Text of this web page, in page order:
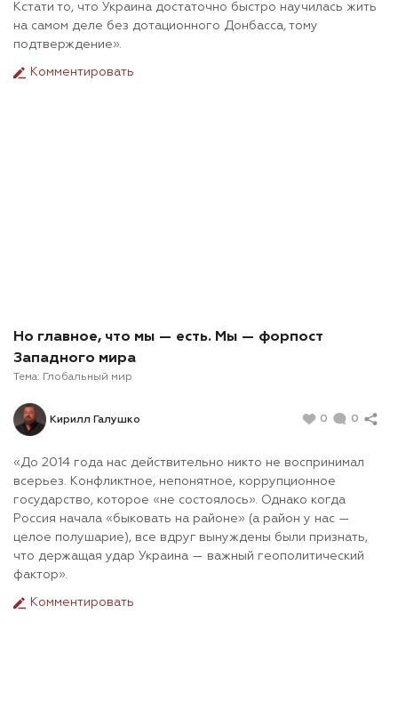
Кстати то, что Украина достаточно быстро научилась жить
на самом деле без дотационного Донбасса, тому
подтверждение».
Комментировать
Но главное, что мы — есть. Мы — форпост
Западного мира
Тема: Глобальный мир
Кирилл Галушко 0 0
«До 2014 года нас действительно никто не воспринимал
всерьез. Конфликтное, непонятное, коррупционное
государство, которое «не состоялось». Однако когда
Россия начала «быковать на районе» (а район у нас —
целое полушарие), все вдруг вынуждены были признать,
что держащая удар Украина — важный геополитический
фактор».
Комментировать